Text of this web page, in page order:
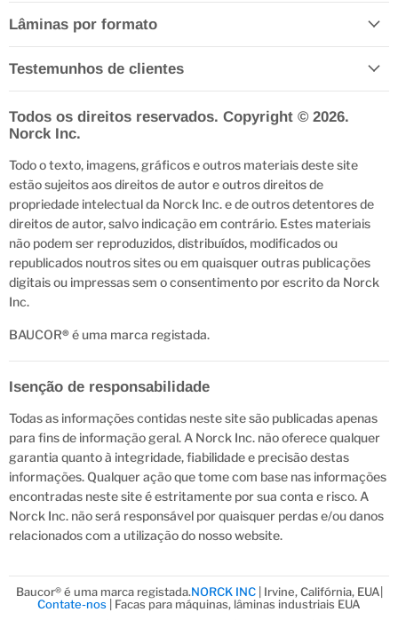
Lâminas por formato
Testemunhos de clientes
Todos os direitos reservados. Copyright © 2026.
Norck Inc.
Todo o texto, imagens, gráficos e outros materiais deste site
estão sujeitos aos direitos de autor e outros direitos de
propriedade intelectual da Norck Inc. e de outros detentores de
direitos de autor, salvo indicação em contrário. Estes materiais
não podem ser reproduzidos, distribuídos, modificados ou
republicados noutros sites ou em quaisquer outras publicações
digitais ou impressas sem o consentimento por escrito da Norck
Inc.
BAUCOR® é uma marca registada.
Isenção de responsabilidade
Todas as informações contidas neste site são publicadas apenas
para fins de informação geral. A Norck Inc. não oferece qualquer
garantia quanto à integridade, fiabilidade e precisão destas
informações. Qualquer ação que tome com base nas informações
encontradas neste site é estritamente por sua conta e risco. A
Norck Inc. não será responsável por quaisquer perdas e/ou danos
relacionados com a utilização do nosso website.
Baucor® é uma marca registada.NORCK INC| Irvine, Califórnia, EUA|
Contate-nos
| Facas para máquinas, lâminas industriais EUA